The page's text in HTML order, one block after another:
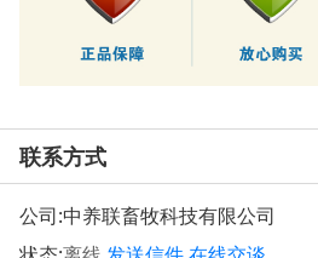
联系方式
公司:中养联畜牧科技有限公司